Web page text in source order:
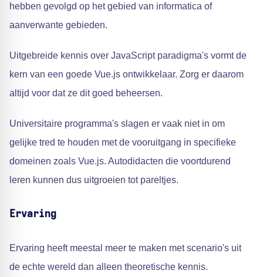
hebben gevolgd op het gebied van informatica of
aanverwante gebieden.
Uitgebreide kennis over JavaScript paradigma's vormt de
kern van een goede Vue.js ontwikkelaar. Zorg er daarom
altijd voor dat ze dit goed beheersen.
Universitaire programma's slagen er vaak niet in om
gelijke tred te houden met de vooruitgang in specifieke
domeinen zoals Vue.js. Autodidacten die voortdurend
leren kunnen dus uitgroeien tot pareltjes.
Ervaring
Ervaring heeft meestal meer te maken met scenario's uit
de echte wereld dan alleen theoretische kennis.